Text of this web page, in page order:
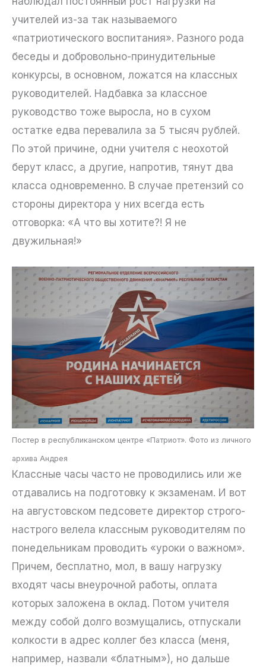
учителей из-за так называемого
«патриотического воспитания». Разного рода
беседы и добровольно-принудительные
конкурсы, в основном, ложатся на классных
руководителей. Надбавка за классное
руководство тоже выросла, но в сухом
остатке едва перевалила за 5 тысяч рублей.
По этой причине, одни учителя с неохотой
берут класс, а другие, напротив, тянут два
класса одновременно. В случае претензий со
стороны директора у них всегда есть
отговорка: «А что вы хотите?! Я не
двужильная!»
Постер в республиканском центре «Патриот». Фото из личного
архива Андрея
Классные часы часто не проводились или же
отдавались на подготовку к экзаменам. И вот
на августовском педсовете директор строго-
настрого велела классным руководителям по
понедельникам проводить «уроки о важном».
Причем, бесплатно, мол, в вашу нагрузку
входят часы внеурочной работы, оплата
которых заложена в оклад. Потом учителя
между собой долго возмущались, отпускали
колкости в адрес коллег без класса (меня,
например, назвали «блатным»), но дальше